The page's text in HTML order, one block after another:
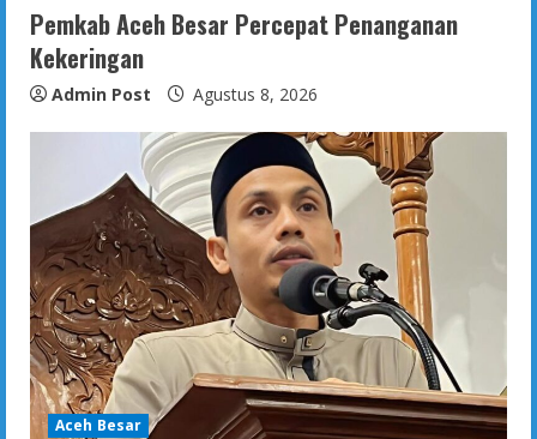
Pemkab Aceh Besar Percepat Penanganan
Kekeringan
Admin Post Agustus 8, 2026
Aceh Besar